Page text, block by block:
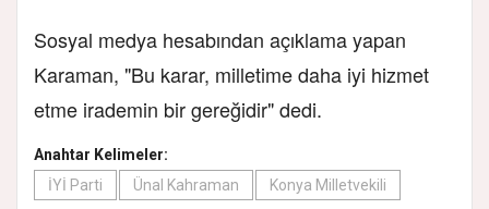
Sosyal medya hesabından açıklama yapan
Karaman, "Bu karar, milletime daha iyi hizmet
etme irademin bir gereğidir" dedi.
Anahtar Kelimeler:
İYİ Parti
Ünal Kahraman Konya Milletvekili